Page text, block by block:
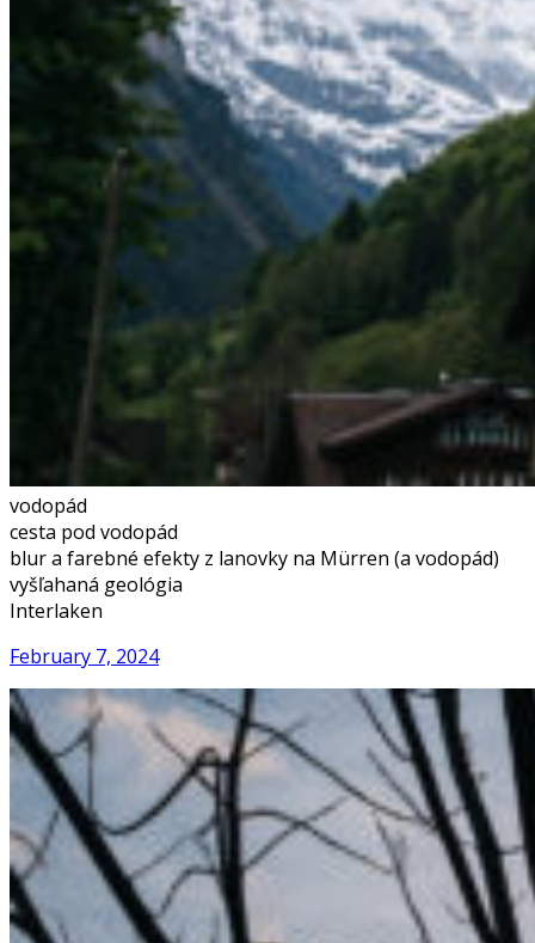
vodopád
cesta pod vodopád
blur a farebné efekty z lanovky na Mürren (a vodopád)
vyšľahaná geológia
Interlaken
February 7, 2024